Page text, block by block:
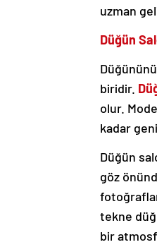
uzman
Düğün
biridir.
olur.
kadar
Düğün
göz
tekne
bir